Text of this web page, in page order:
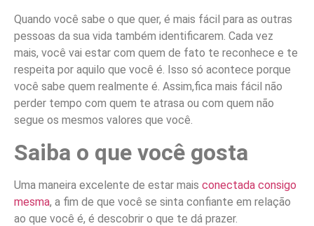
Quando você sabe o que quer, é mais fácil para as outras
pessoas da sua vida também identificarem. Cada vez
mais, você vai estar com quem de fato te reconhece e te
respeita por aquilo que você é. Isso só acontece porque
você sabe quem realmente é. Assim,fica mais fácil não
perder tempo com quem te atrasa ou com quem não
segue os mesmos valores que você.
Saiba o que você gosta
Uma maneira excelente de estar mais conectada consigo
mesma, a fim de que você se sinta confiante em relação
ao que você é, é descobrir o que te dá prazer.